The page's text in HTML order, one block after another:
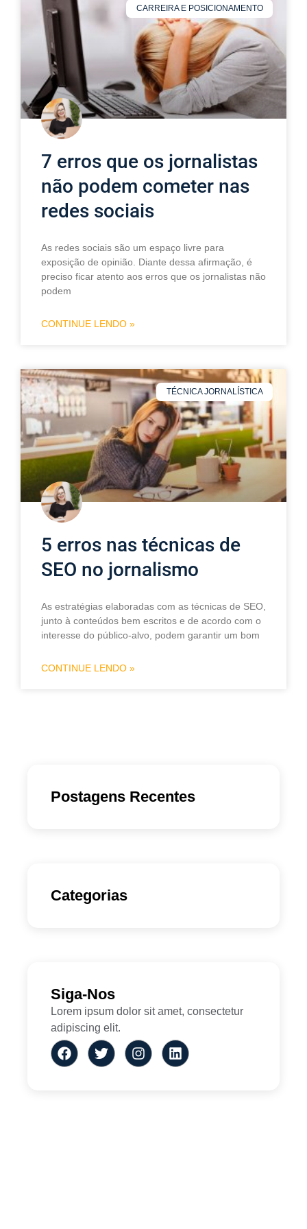
CARREIRA E POSICIONAMENTO
7 erros que os jornalistas
não podem cometer nas
redes sociais
As redes sociais são um espaço livre para
exposição de opinião. Diante dessa afirmação, é
preciso ficar atento aos erros que os jornalistas não
podem
CONTINUE LENDO »
TÉCNICA JORNALÍSTICA
5 erros nas técnicas de
SEO no jornalismo
As estratégias elaboradas com as técnicas de SEO,
junto à conteúdos bem escritos e de acordo com o
interesse do público-alvo, podem garantir um bom
CONTINUE LENDO »
Postagens Recentes
Categorias
Siga-Nos
Lorem ipsum dolor sit amet, consectetur
adipiscing elit.